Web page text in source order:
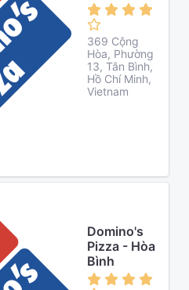
369 Cộng
Hòa, Phường
13, Tân Bình,
Hồ Chí Minh,
Vietnam
Domino's
Pizza - Hòa
Bình